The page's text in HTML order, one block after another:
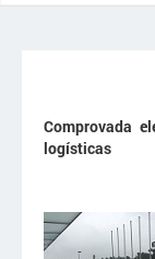
Comprovada
logísticas